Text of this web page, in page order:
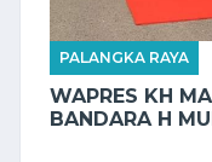
PALANGKA RAYA
WAPRES KH
BANDARA H